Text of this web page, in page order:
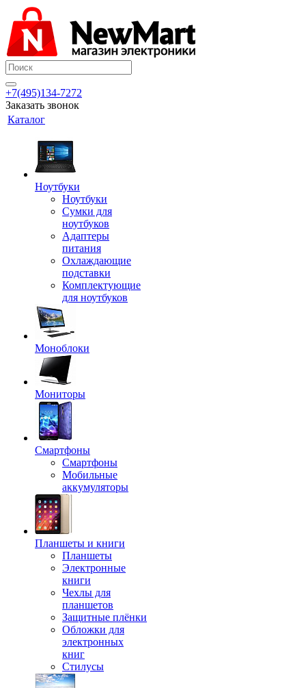
+7(495)134-7272
Заказать звонок
Каталог
Ноутбуки
Ноутбуки
Сумки для
ноутбуков
Адаптеры
питания
Охлаждающие
подставки
Комплектующие
для ноутбуков
Моноблоки
Мониторы
Смартфоны
Смартфоны
Мобильные
аккумуляторы
Планшеты и книги
Планшеты
Электронные
книги
Чехлы для
планшетов
Защитные плёнки
Обложки для
электронных
книг
Стилусы